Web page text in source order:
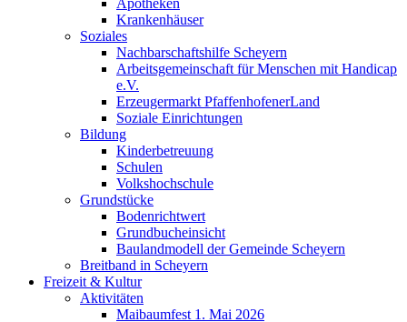
Apotheken
Krankenhäuser
Soziales
Nachbarschaftshilfe Scheyern
Arbeitsgemeinschaft für Menschen mit Handicap
e.V.
Erzeugermarkt PfaffenhofenerLand
Soziale Einrichtungen
Bildung
Kinderbetreuung
Schulen
Volkshochschule
Grundstücke
Bodenrichtwert
Grundbucheinsicht
Baulandmodell der Gemeinde Scheyern
Breitband in Scheyern
Freizeit & Kultur
Aktivitäten
Maibaumfest 1. Mai 2026